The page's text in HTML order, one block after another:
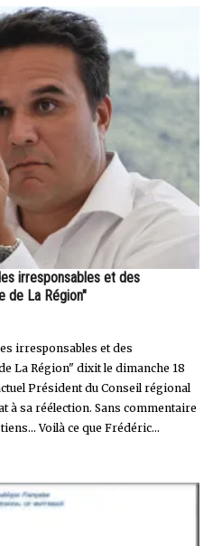
irresponsables et des
de La Région"
irresponsables et des
La Région" dixit le dimanche 18
Président du Conseil régional
à sa réélection. Sans commentaire
Voilà ce que Frédéric...